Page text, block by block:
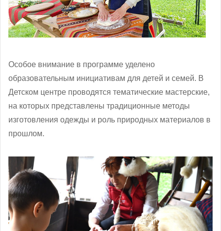
Особое внимание в программе уделено
образовательным инициативам для детей и семей. В
Детском центре проводятся тематические мастерские,
на которых представлены традиционные методы
изготовления одежды и роль природных материалов в
прошлом.